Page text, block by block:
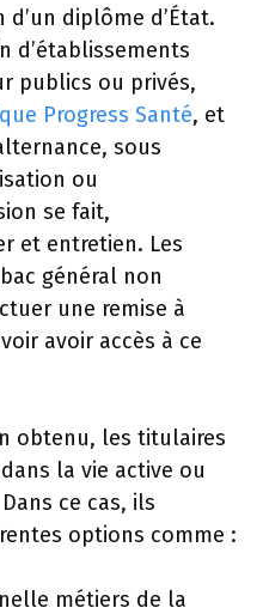
diplôme d’État.
d’établissements
publics ou privés,
Progress Santé, et
sous
ou
se fait,
et entretien. Les
général non
une remise à
avoir accès à ce
obtenu, les titulaires
la vie active ou
ce cas, ils
options comme :
métiers de la